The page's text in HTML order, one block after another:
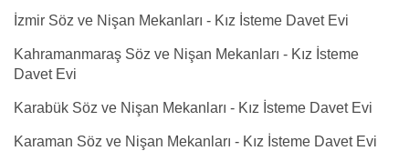
İzmir Söz ve Nişan Mekanları - Kız İsteme Davet Evi
Kahramanmaraş Söz ve Nişan Mekanları - Kız İsteme
Davet Evi
Karabük Söz ve Nişan Mekanları - Kız İsteme Davet Evi
Karaman Söz ve Nişan Mekanları - Kız İsteme Davet Evi